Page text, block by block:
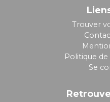
Trouver
Politique
Se